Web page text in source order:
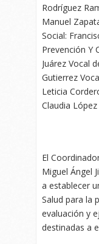
Rodríguez
Manuel
Social:
Prevención Y
Juárez Vocal
Gutierrez
Leticia
Claudia
El
Miguel Ángel
a establecer
Salud para la
evaluación y
destinadas a